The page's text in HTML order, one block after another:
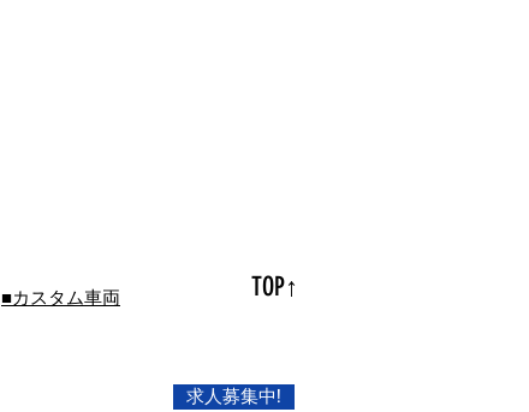
■カスタム車両 TOP↑
求人募集中!